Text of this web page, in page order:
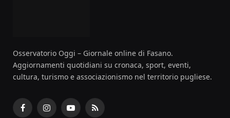
Osservatorio Oggi – Giornale online di Fasano.
Aggiornamenti quotidiani su cronaca, sport, eventi,
cultura, turismo e associazionismo nel territorio pugliese.
FacebookInstagramYouTubeRSS